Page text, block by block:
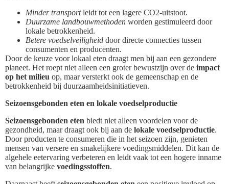
Minder transportleidt tot een lagere CO2-uitstoot.
Duurzame landbouwmethoden worden gestimuleerd door
lokale betrokkenheid.
Betere voedselveiligheid door directe connecties tussen
consumenten en producenten.
Door de keuze voor lokaal eten draagt men bij aan een gezondere
planeet. Het roept niet alleen een groter bewustzijn over de impact
op het milieu op, maar versterkt ook de gemeenschap en de
betrokkenheid bij duurzaamheidsinitiatieven.
Seizoensgebonden eten en lokale voedselproductie
Seizoensgebonden eten biedt niet alleen voordelen voor de
gezondheid, maar draagt ook bij aan de lokale voedselproductie.
Door producten te consumeren die in het seizoen zijn, genieten
mensen van versere en smakelijkere voedingsmiddelen. Dit kan de
algehele eetervaring verbeteren en leidt vaak tot een hogere inname
van belangrijke voedingsstoffen.